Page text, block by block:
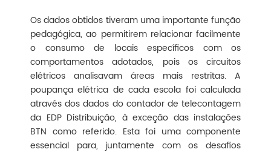
Os dados obtidos tiveram uma importante função
pedagógica, ao permitirem relacionar facilmente
o consumo de locais específicos com os
comportamentos adotados, pois os circuitos
elétricos analisavam áreas mais restritas. A
poupança elétrica de cada escola foi calculada
através dos dados do contador de telecontagem
da EDP Distribuição, à exceção das instalações
BTN como referido. Esta foi uma componente
essencial para, juntamente com os desafios